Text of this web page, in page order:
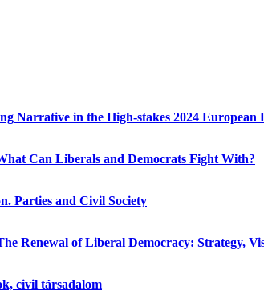
Narrative in the High-stakes 2024 European
Can Liberals and Democrats Fight With?
Parties and Civil Society
Renewal of Liberal Democracy: Strategy,
civil társadalom